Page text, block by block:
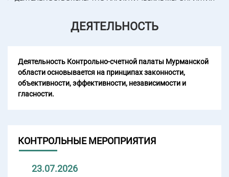
ДЕЯТЕЛЬНОСТЬ
Деятельность Контрольно-счетной палаты Мурманской
области основывается на принципах законности,
объективности, эффективности, независимости и
гласности.
КОНТРОЛЬНЫЕ МЕРОПРИЯТИЯ
23.07.2026